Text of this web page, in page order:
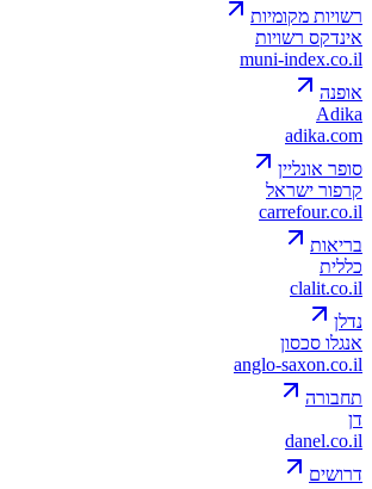
רשויות מקומיות
אינדקס רשויות
muni-index.co.il
אופנה
Adika
adika.com
סופר אונליין
קרפור ישראל
carrefour.co.il
בריאות
כללית
clalit.co.il
נדלן
אנגלו סכסון
anglo-saxon.co.il
תחבורה
דן
danel.co.il
דרושים